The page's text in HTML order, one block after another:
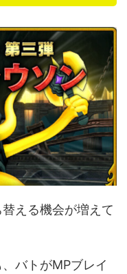
える機会が増えて
バトがMPブレイ